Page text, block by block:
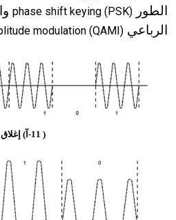
الطور phase shift keying (PSK)
الرباعي modulation (QAMI)
( 11-آ) إغلاق / فتح